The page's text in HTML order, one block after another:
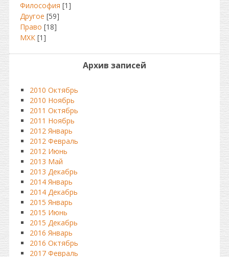
Философия [1]
Другое [59]
Право [18]
МХК [1]
Архив записей
2010 Октябрь
2010 Ноябрь
2011 Октябрь
2011 Ноябрь
2012 Январь
2012 Февраль
2012 Июнь
2013 Май
2013 Декабрь
2014 Январь
2014 Декабрь
2015 Январь
2015 Июнь
2015 Декабрь
2016 Январь
2016 Октябрь
2017 Февраль